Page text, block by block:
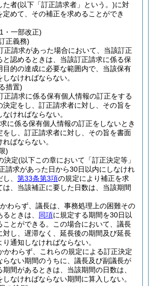
た者(以下「訂正請求者」という。)に対
定めて、その補正を求めることができ
・一部改正)
正義務)
正請求があった場合において、当該訂正
と認めるときは、当該訂正請求に係る保
目的の達成に必要な範囲内で、当該保有
なければならない。
措置)
正請求に係る保有個人情報の訂正をする
決定をし、訂正請求者に対し、その旨を
ければならない。
に係る保有個人情報の訂正をしないとき
をし、訂正請求者に対し、その旨を書面
ばならない。
)
決定(以下この章において「訂正決定等」
請求があった日から30日以内にしなけれ
、 第33条第3項の規定により補正を求
は、当該補正に要した日数は、当該期間
わらず、議長は、事務処理上の困難その
ときは、 同項に規定する期間を30日以
とができる。
この場合において、議長
対し、遅滞なく、延長後の期間及び延長
通知しなければならない。
かわらず、これらの規定による訂正決定
らない期間のうちに、議長及び副議長が
期間があるときは、当該期間の日数は、
なければならない期間に算入しない。